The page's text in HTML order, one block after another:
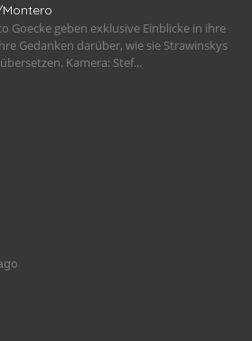
Goecke geben exklusive Einblicke in ihre
Gedanken darüber, wie sie Strawinskys
Kamera: Stef...